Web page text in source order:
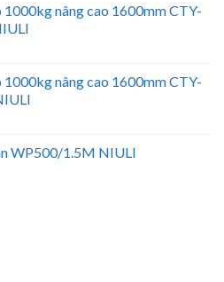
1000kg nâng cao 1600mm CTY-
1000kg nâng cao 1600mm CTY-
WP500/1.5M NIULI